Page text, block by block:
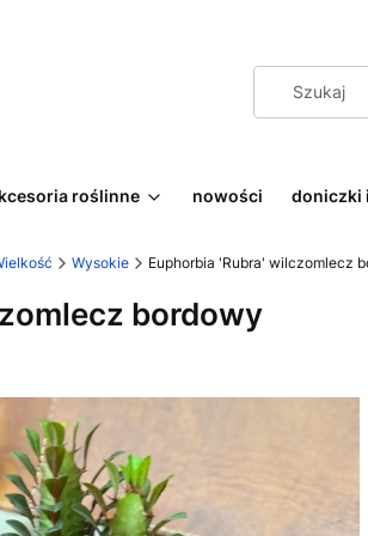
roślinne nowości doniczki
Wysokie Euphorbia 'Rubra' wilczomlecz
bordowy